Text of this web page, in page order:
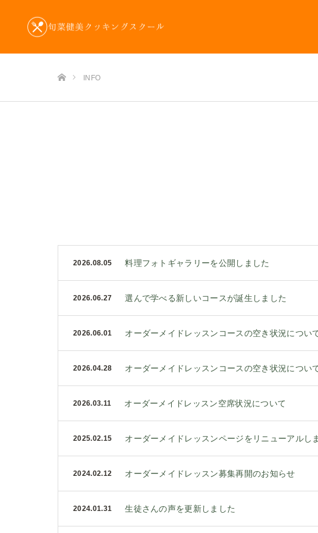
INFO
2026.08.05 料理フォトギャラリーを公開しました
2026.06.27 選んで学べる新しいコースが誕生しました
2026.06.01 オーダーメイドレッスンコースの空き状況につい
2026.04.28 オーダーメイドレッスンコースの空き状況につい
2026.03.11 オーダーメイドレッスン空席状況について
2025.02.15 オーダーメイドレッスンページをリニューアルし
2024.02.12 オーダーメイドレッスン募集再開のお知らせ
2024.01.31 生徒さんの声を更新しました